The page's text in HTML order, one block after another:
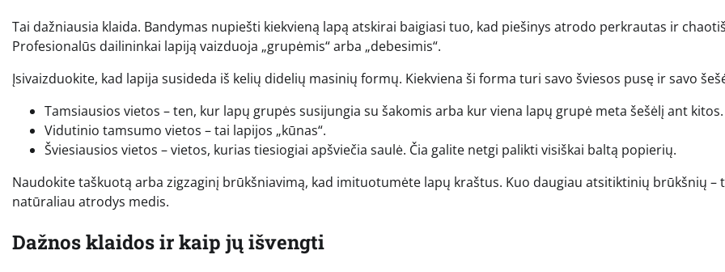
Tai dažniausia klaida. Bandymas nupiešti kiekvieną lapą atskirai baigiasi tuo, kad piešinys atrodo perkrautas ir
Profesionalūs dailininkai lapiją vaizduoja „grupėmis“ arba „debesimis“.
Įsivaizduokite, kad lapija susideda iš kelių didelių masinių formų. Kiekviena ši forma turi savo šviesos pusę ir savo
Tamsiausios vietos – ten, kur lapų grupės susijungia su šakomis arba kur viena lapų grupė meta šešėlį ant kitos.
Vidutinio tamsumo vietos – tai lapijos „kūnas“.
Šviesiausios vietos – vietos, kurias tiesiogiai apšviečia saulė. Čia galite netgi palikti visiškai baltą popierių.
Naudokite taškuotą arba zigzaginį brūkšniavimą, kad imituotumėte lapų kraštus. Kuo daugiau atsitiktinių brūkšnių –
natūraliau atrodys medis.
Dažnos klaidos ir kaip jų išvengti